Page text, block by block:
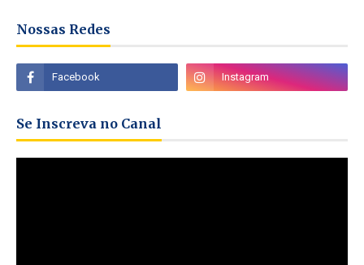
Nossas Redes
Se Inscreva no Canal